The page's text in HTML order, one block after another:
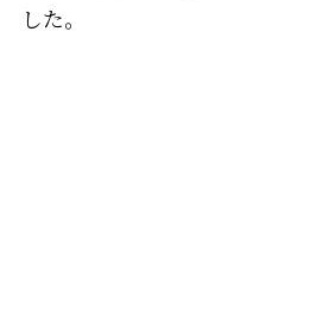
した。